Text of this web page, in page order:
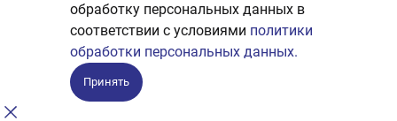
обработку персональных данных в
соответствии с условиями политики
обработки персональных данных.
Принять